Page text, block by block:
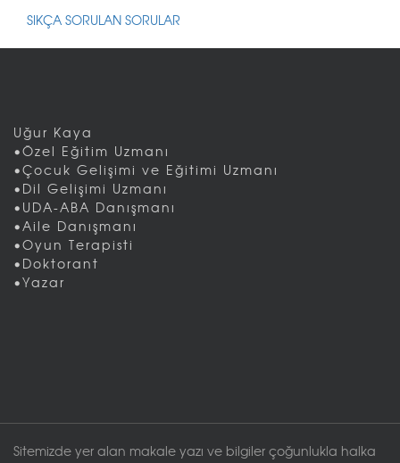
SIKÇA SORULAN SORULAR
Uğur Kaya
•Özel Eğitim Uzmanı
•Çocuk Gelişimi ve Eğitimi Uzmanı
•Dil Gelişimi Uzmanı
•UDA-ABA Danışmanı
•Aile Danışmanı
•Oyun Terapisti
•Doktorant
•Yazar
Sitemizde yer alan makale yazı ve bilgiler çoğunlukla halka